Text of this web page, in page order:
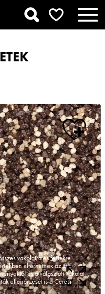
vakolatra és festékre
eltérhetnek az itt
és a választott vakolat
ellenőrzését is a Ceresit